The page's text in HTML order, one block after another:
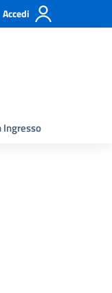
Accedi